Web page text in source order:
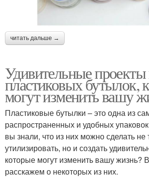
читать дальше →
Удивительные проекты
пластиковых бутылок,
могут изменить вашу
Пластиковые бутылки – это одна из
распространенных и удобных
вы знали, что из них можно сделать не
утилизировать, но и создать
которые могут изменить вашу жизнь?
расскажем о некоторых из них.